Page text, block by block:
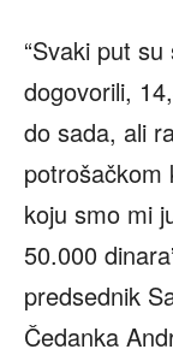
“Svaki put
dogovorili,
do sada, ali
potrošačkom
koju smo mi
50.000
predsednik
Čedanka